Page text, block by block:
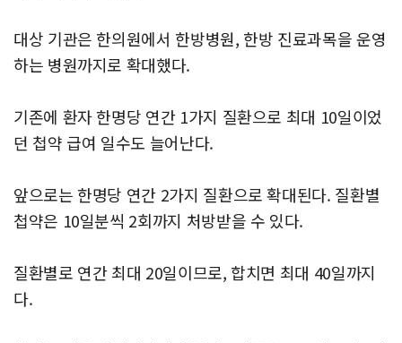
대상 기관은 한의원에서 한방병원, 한방 진료과목을 운영
하는 병원까지로 확대했다.
기존에 환자 한명당 연간 1가지 질환으로 최대 10일이었
던 첩약 급여 일수도 늘어난다.
앞으로는 한명당 연간 2가지 질환으로 확대된다. 질환별
첩약은 10일분씩 2회까지 처방받을 수 있다.
질환별로 연간 최대 20일이므로, 합치면 최대 40일까지
다.